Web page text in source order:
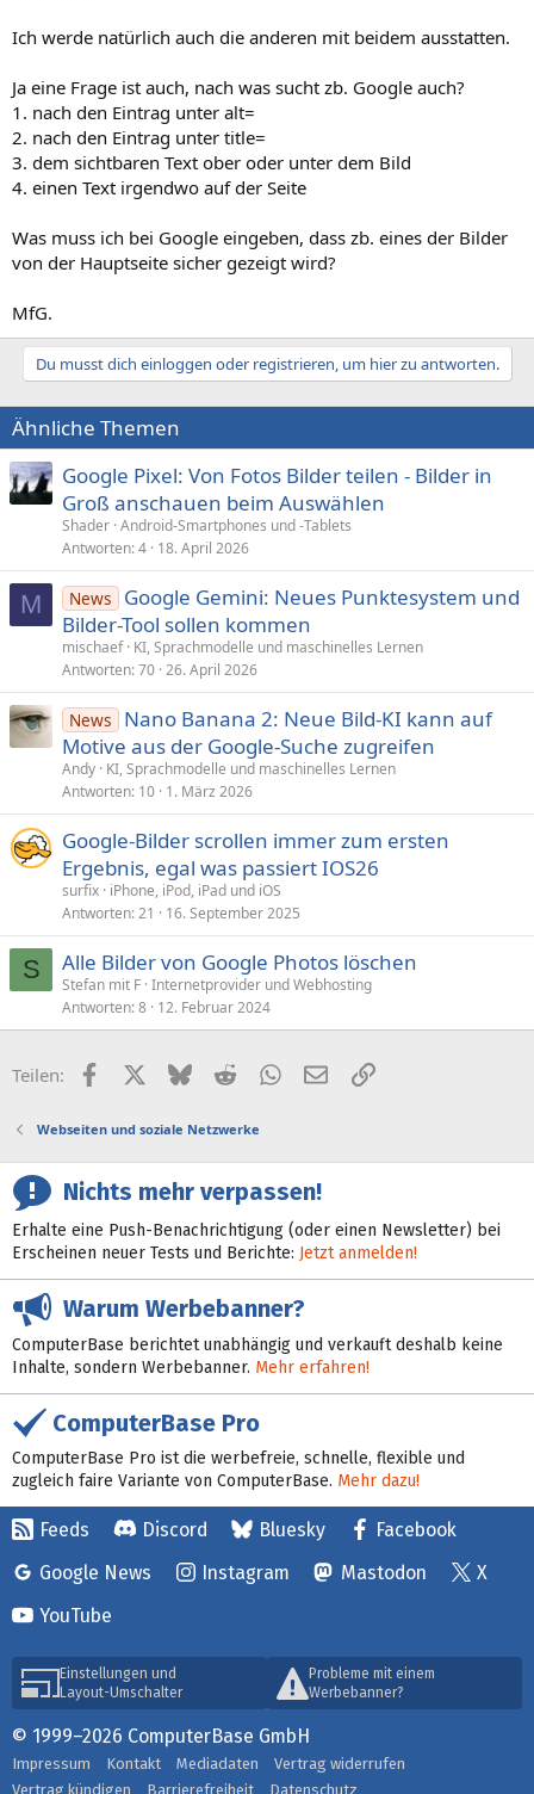
Ich werde natürlich auch die anderen mit beidem ausstatten.
Ja eine Frage ist auch, nach was sucht zb. Google auch?
1. nach den Eintrag unter alt=
2. nach den Eintrag unter title=
3. dem sichtbaren Text ober oder unter dem Bild
4. einen Text irgendwo auf der Seite
Was muss ich bei Google eingeben, dass zb. eines der Bilder
von der Hauptseite sicher gezeigt wird?
MfG.
Du musst dich einloggen oder registrieren, um hier zu antworten.
Ähnliche Themen
Google Pixel: Von Fotos Bilder teilen - Bilder in
Groß anschauen beim Auswählen
Shader Android-Smartphones und -Tablets
Antworten 4 18. April 2026
M News
Google Gemini: Neues Punktesystem und
Bilder-Tool sollen kommen
mischaef KI, Sprachmodelle und maschinelles Lernen
Antworten 70 26. April 2026
News
Nano Banana 2: Neue Bild-KI kann auf
Motive aus der Google-Suche zugreifen
Andy KI, Sprachmodelle und maschinelles Lernen
Antworten 10 1. März 2026
Google-Bilder scrollen immer zum ersten
Ergebnis, egal was passiert IOS26
surfix iPhone, iPod, iPad und iOS
Antworten 21 16. September 2025
S Alle Bilder von Google Photos löschen
Stefan mit F Internetprovider und Webhosting
Antworten 8 12. Februar 2024
Teilen: FacebookX (Twitter)
BlueskyRedditWhatsApp
E-MailLink
Webseiten und soziale Netzwerke
Nichts mehr verpassen!
Erhalte eine Push-Benachrichtigung (oder einen Newsletter) bei
Erscheinen neuer Tests und Berichte: Jetzt anmelden!
Warum Werbebanner?
ComputerBase berichtet unabhängig und verkauft deshalb keine
Inhalte, sondern Werbebanner. Mehr erfahren!
ComputerBase Pro
ComputerBase Pro ist die werbefreie, schnelle, flexible und
zugleich faire Variante von ComputerBase. Mehr dazu!
Feeds Discord Bluesky
Facebook
Google News
Instagram Mastodon
X
YouTube
Einstellungen und
Layout-Umschalter
Probleme mit einem
Werbebanner?
© 1999–2026 ComputerBase GmbH
Impressum Kontakt Mediadaten
Vertrag widerrufen
Vertrag kündigen
Barrierefreiheit Datenschutz